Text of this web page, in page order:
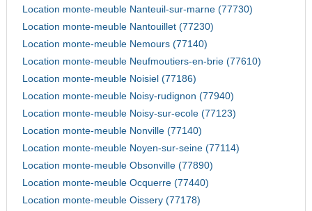
Location monte-meuble Nanteuil-sur-marne (77730)
Location monte-meuble Nantouillet (77230)
Location monte-meuble Nemours (77140)
Location monte-meuble Neufmoutiers-en-brie (77610)
Location monte-meuble Noisiel (77186)
Location monte-meuble Noisy-rudignon (77940)
Location monte-meuble Noisy-sur-ecole (77123)
Location monte-meuble Nonville (77140)
Location monte-meuble Noyen-sur-seine (77114)
Location monte-meuble Obsonville (77890)
Location monte-meuble Ocquerre (77440)
Location monte-meuble Oissery (77178)